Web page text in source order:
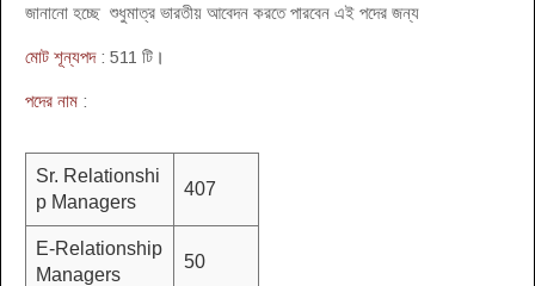
জানানো হচ্ছে শুধুমাত্র ভারতীয় আবেদন করতে পারবেন এই পদের জন্য
মোট শূন্যপদ: 511 টি ।
পদের নাম :
Sr. Relationshi
p Managers
407
E-Relationship
Managers
50